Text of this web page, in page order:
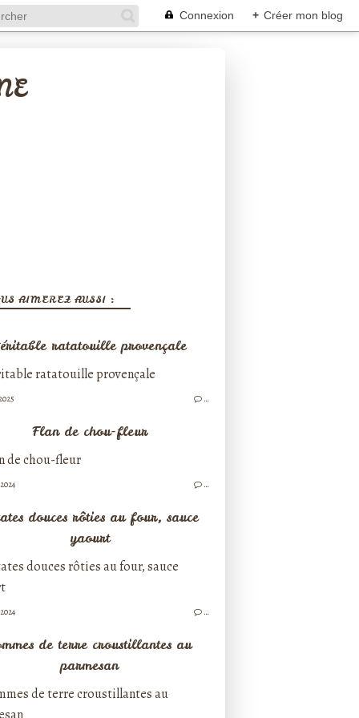
Connexion + Créer mon blog
AIMEREZ AUSSI :
ratatouille provençale
…
Flan de chou-fleur
…
douces rôties au four, sauce
yaourt
…
de terre croustillantes au
parmesan